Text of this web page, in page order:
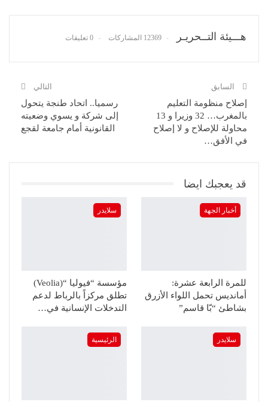
هـــيئة التــحريـر 12369 المشاركات 0 تعليقات
السابق
إصلاح منظومة التعليم
بالمغرب… 32 وزيرا و 13
محاولة للإصلاح و لا إصلاح
في الأفق…
التالي
رسميا.. اتحاد طنجة يتحول
إلى شركة و يسوي وضعيته
القانونية أمام جامعة لقجع
قد يعجبك ايضا
أخبار الجهة
للمرة الرابعة عشرة:
أمانديس تحمل اللواء الأزرق
بشاطئ “بّا قاسم”
سلايدر
مؤسسة “فيوليا “(Veolia)
تطلق مركزاً بالرباط لدعم
التدخلات الإنسانية في…
سلايدر الرئيسية